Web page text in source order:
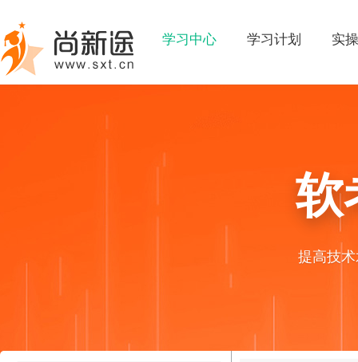
学习中心 学习计划 实操
软
提高技